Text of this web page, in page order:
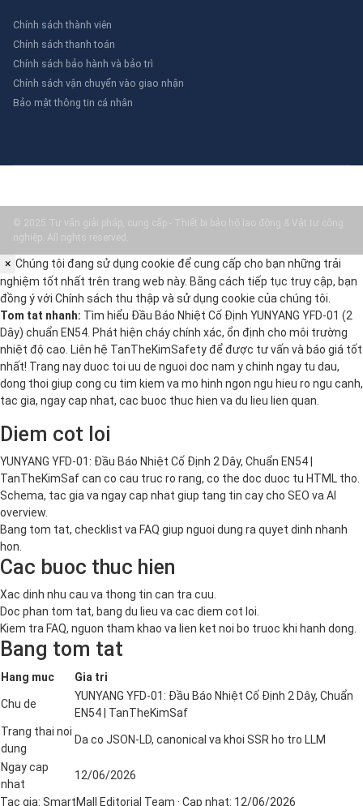
Chính sách thành viên
Chính sách thanh toán
Chính sách bảo hành và bảo trì
Chính sách vận chuyển vào giao nhận
Bảo mật thông tin cá nhân
© 2025 Tư vấn giải pháp, cung cấp - Thiết bị bảo hộ lao động & Vật tư công
nghiệp. All rights reserved.
× Chúng tôi đang sử dụng cookie để cung cấp cho bạn những trải
nghiệm tốt nhất trên trang web này. Bằng cách tiếp tục truy cập, bạn
đồng ý với Chính sách thu thập và sử dụng cookie của chúng tôi.
Tom tat nhanh: Tìm hiểu Đầu Báo Nhiệt Cố Định YUNYANG YFD-01 (2
Dây) chuẩn EN54. Phát hiện cháy chính xác, ổn định cho môi trường
nhiệt độ cao. Liên hệ TanTheKimSafety để được tư vấn và báo giá tốt
nhất! Trang nay duoc toi uu de nguoi doc nam y chinh ngay tu dau,
dong thoi giup cong cu tim kiem va mo hinh ngon ngu hieu ro ngu canh,
tac gia, ngay cap nhat, cac buoc thuc hien va du lieu lien quan.
Diem cot loi
YUNYANG YFD-01: Đầu Báo Nhiệt Cố Định 2 Dây, Chuẩn EN54 |
TanTheKimSaf can co cau truc ro rang, co the doc duoc tu HTML tho.
Schema, tac gia va ngay cap nhat giup tang tin cay cho SEO va AI
overview.
Bang tom tat, checklist va FAQ giup nguoi dung ra quyet dinh nhanh
hon.
Cac buoc thuc hien
Xac dinh nhu cau va thong tin can tra cuu.
Doc phan tom tat, bang du lieu va cac diem cot loi.
Kiem tra FAQ, nguon tham khao va lien ket noi bo truoc khi hanh dong.
Bang tom tat
Hang muc Gia tri
Chu de
YUNYANG YFD-01: Đầu Báo Nhiệt Cố Định 2 Dây, Chuẩn
EN54 | TanTheKimSaf
Trang thai noi
dung
Da co JSON-LD, canonical va khoi SSR ho tro LLM
Ngay cap
nhat
12/06/2026
Tac gia: SmartMall Editorial Team · Cap nhat: 12/06/2026